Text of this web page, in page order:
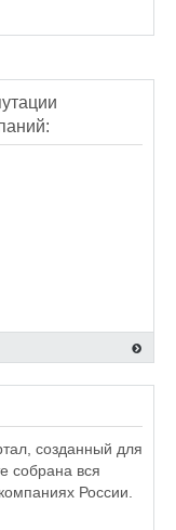
созданный для
собрана вся
России.